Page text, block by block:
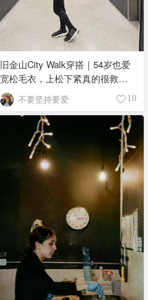
旧金山City Walk穿搭｜54岁也爱
宽松毛衣，上松下紧真的很救比
例
不要坚持要爱 10